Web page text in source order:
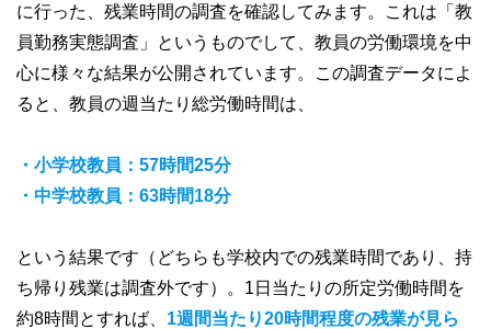
に行った、残業時間の調査を確認してみます。これは「教
員勤務実態調査」というものでして、教員の労働環境を中
心に様々な結果が公開されています。この調査データによ
ると、教員の週当たり総労働時間は、
・小学校教員：57時間25分
・中学校教員：63時間18分
という結果です（どちらも学校内での残業時間であり、持
ち帰り残業は調査外です）。1日当たりの所定労働時間を
約8時間とすれば、 1週間当たり20時間程度の残業が見ら